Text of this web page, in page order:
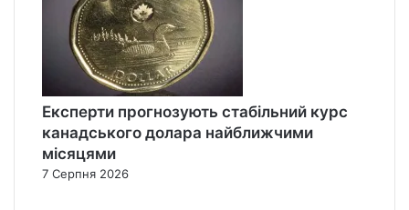
Експерти прогнозують стабільний курс
канадського долара найближчими
місяцями
7 Серпня 2026